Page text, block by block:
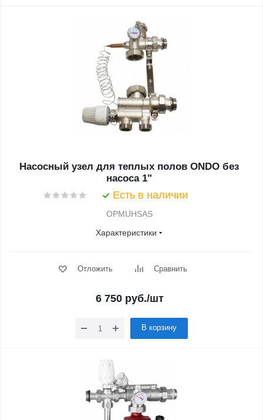
Насосный узел для теплых полов ONDO без
насоса 1"
Есть в наличии
OPMUHSAS
Характеристики
Отложить Сравнить
6 750руб./шт
В корзину